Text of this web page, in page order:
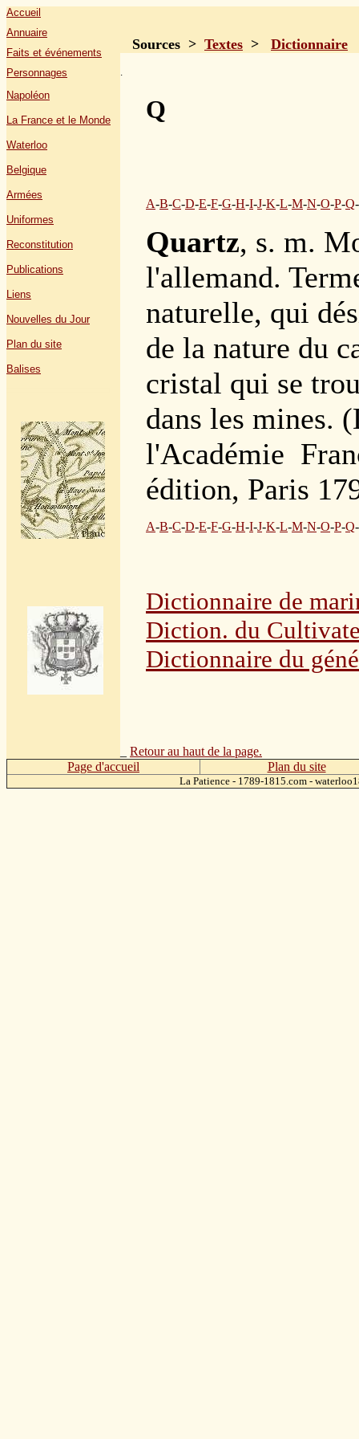
Accueil
Annuaire
Faits et événements
Personnages
Napoléon
La France et le Monde
Waterloo
Belgique
Armées
Uniformes
Reconstitution
Publications
Liens
Nouvelles du Jour
Plan du site
Balises
Sources > Textes > Dictionnaire
.
Q
A-B-C-D-E-F-G-H-I-J-K-L-M-N-O-P-Q-
Quartz, s. m.
l'allemand.
naturelle, qui
de la nature du
cristal qui se
dans les mines.
l'Académie
édition, Paris
A-B-C-D-E-F-G-H-I-J-K-L-M-N-O-P-Q-
Dictionnaire de
Diction. du
Dictionnaire du
Retour au haut de la page.
Page d'accueil
Plan du site
La Patience - 1789-1815.com -